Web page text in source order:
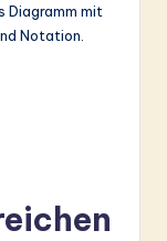
Diagramm mit
Notation.